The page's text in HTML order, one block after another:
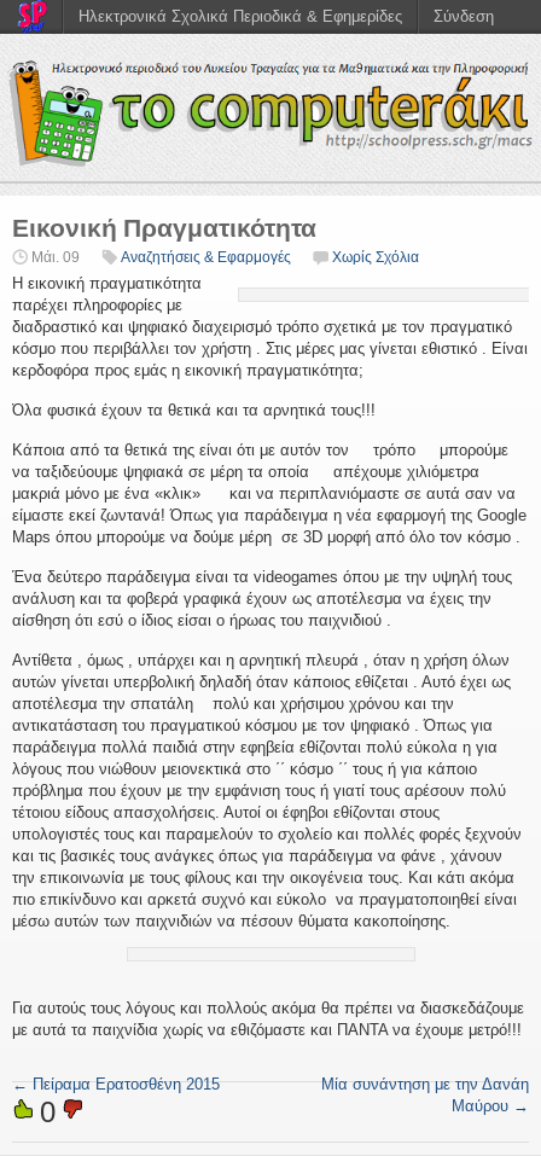
Εικονική Πραγματικότητα
Μάι. 09 Αναζητήσεις & Εφαρμογές Χωρίς Σχόλια
Η εικονική πραγματικότητα
παρέχει πληροφορίες με
διαδραστικό και ψηφιακό διαχειρισμό τρόπο σχετικά με τον πραγματικό
κόσμο που περιβάλλει τον χρήστη . Στις μέρες μας γίνεται εθιστικό . Είναι
κερδοφόρα προς εμάς η εικονική πραγματικότητα;
Όλα φυσικά έχουν τα θετικά και τα αρνητικά τους!!!
Κάποια από τα θετικά της είναι ότι με αυτόν τον τρόπο μπορούμε
να ταξιδεύουμε ψηφιακά σε μέρη τα οποία απέχουμε χιλιόμετρα
μακριά μόνο με ένα «κλικ» και να περιπλανιόμαστε σε αυτά σαν να
είμαστε εκεί ζωντανά! Όπως για παράδειγμα η νέα εφαρμογή της Google
Maps όπου μπορούμε να δούμε μέρη σε 3D μορφή από όλο τον κόσμο .
Ένα δεύτερο παράδειγμα είναι τα videogames όπου με την υψηλή τους
ανάλυση και τα φοβερά γραφικά έχουν ως αποτέλεσμα να έχεις την
αίσθηση ότι εσύ ο ίδιος είσαι ο ήρωας του παιχνιδιού .
Αντίθετα , όμως , υπάρχει και η αρνητική πλευρά , όταν η χρήση όλων
αυτών γίνεται υπερβολική δηλαδή όταν κάποιος εθίζεται . Αυτό έχει ως
αποτέλεσμα την σπατάλη πολύ και χρήσιμου χρόνου και την
αντικατάσταση του πραγματικού κόσμου με τον ψηφιακό . Όπως για
παράδειγμα πολλά παιδιά στην εφηβεία εθίζονται πολύ εύκολα η για
λόγους που νιώθουν μειονεκτικά στο ΄΄ κόσμο ΄΄ τους ή για κάποιο
πρόβλημα που έχουν με την εμφάνιση τους ή γιατί τους αρέσουν πολύ
τέτοιου είδους απασχολήσεις. Αυτοί οι έφηβοι εθίζονται στους
υπολογιστές τους και παραμελούν το σχολείο και πολλές φορές ξεχνούν
και τις βασικές τους ανάγκες όπως για παράδειγμα να φάνε , χάνουν
την επικοινωνία με τους φίλους και την οικογένεια τους. Και κάτι ακόμα
πιο επικίνδυνο και αρκετά συχνό και εύκολο να πραγματοποιηθεί είναι
μέσω αυτών των παιχνιδιών να πέσουν θύματα κακοποίησης.
Για αυτούς τους λόγους και πολλούς ακόμα θα πρέπει να διασκεδάζουμε
με αυτά τα παιχνίδια χωρίς να εθιζόμαστε και ΠΑΝΤΑ να έχουμε μετρό!!!
←Πείραμα Ερατοσθένη 2015
Μία συνάντηση με την Δανάη
Μαύρου →
0
Ηλεκτρονικά Σχολικά Περιοδικά & Εφημερίδες Σύνδεση